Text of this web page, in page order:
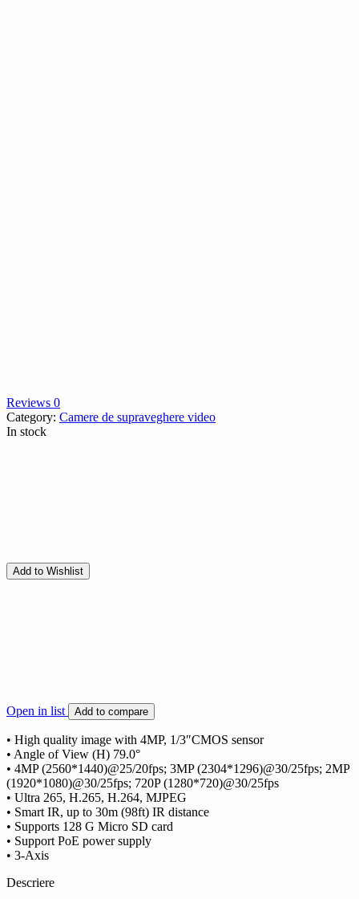
Reviews 0
Category: Camere de supraveghere video
In stock
Add to Wishlist
Open in list Add to compare
• High quality image with 4MP, 1/3″CMOS sensor
• Angle of View (H) 79.0°
• 4MP (2560*1440)@25/20fps; 3MP (2304*1296)@30/25fps; 2MP
(1920*1080)@30/25fps; 720P (1280*720)@30/25fps
• Ultra 265, H.265, H.264, MJPEG
• Smart IR, up to 30m (98ft) IR distance
• Supports 128 G Micro SD card
• Support PoE power supply
• 3-Axis
Descriere